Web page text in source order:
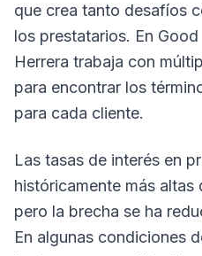
que crea tanto desafíos
los prestatarios. En
Herrera trabaja con
para encontrar los
para cada cliente.
Las tasas de interés en
históricamente más altas
pero la brecha se ha
En algunas condiciones